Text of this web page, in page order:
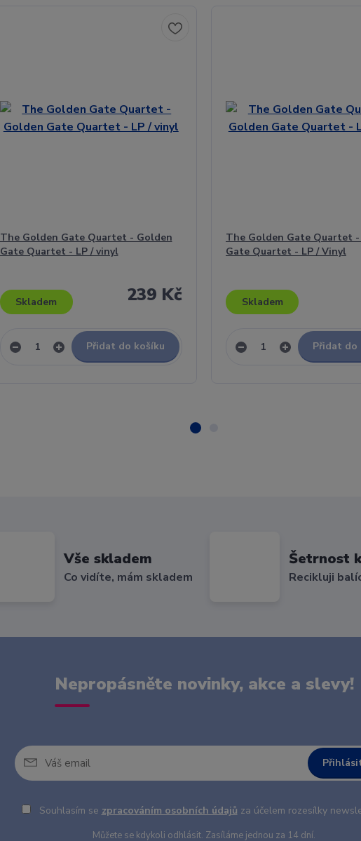
The Golden Gate Quartet - Golden
Gate Quartet - LP / vinyl
239 Kč
Skladem
Přidat do košíku
The Golden Gate Quartet
Gate Quartet - LP / Vinyl
Skladem
Přidat do
Vše skladem
Co vidíte, mám skladem
Šetrnost
Recikluji
Nepropásněte novinky, akce a slevy!
Souhlasím se zpracováním osobních údajů za účelem rozesílky
Můžete se kdykoli odhlásit. Zasíláme jednou za 14 dní.